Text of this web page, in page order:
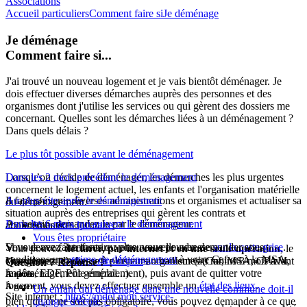
Accueil particuliersComment faire siJe déménage
Je déménage
Comment faire si...
J'ai trouvé un nouveau logement et je vais bientôt déménager. Je
dois effectuer diverses démarches auprès des personnes et des
organismes dont j'utilise les services ou qui gèrent des dossiers me
concernant. Quelles sont les démarches liées à un déménagement ?
Dans quels délais ?
Le plus tôt possible avant le déménagement
Lorsqu’on décide de déménager, les démarches les plus urgentes
concernent le logement actuel, les enfants et l'organisation matérielle
du déménagement.
Vous êtes locataire
Vous êtes propriétaire
Vous deveznotifier votre départau bailleur (au moins 3 mois avant
le déménagement généralement), puis avant de quitter votre
logement, vous devez effectuer ensemble unétat des lieux.
Dans les 2 mois précédant le déménagement
Il faut prévenir diverses administrations et organismes et actualiser sa
situation auprès des entreprises qui gèrent les contrats et
abonnements.
Vous pouvezdéclarer, par internet et en une seule opération, le
changement d'adresse à plusieurs organismes (Caf, MSA, CPAM,
impôts, EDF, Pôle emploi...).
Site internet :https://mdel.mon.service-
Au plus vite après le déménagement
Au besoin, demandez le par le déménageur.
Vous devez faire inscrire votre nouvelle adressesur la carte grise.
À noter
bien que ce ne soit pas obligatoire, vous pouvez demander à ce que
Dans les 6 mois qui suivent le déménagement
Si vous avez 3 enfants ou plus, vous pouvez demander sous
conditions uneprime de déménagementà votre Caf ou à la MSA.
À noter
Question ? Réponse !
Un enfant qui déménage dans une nouvelle commune doit-il
changer d'école ?